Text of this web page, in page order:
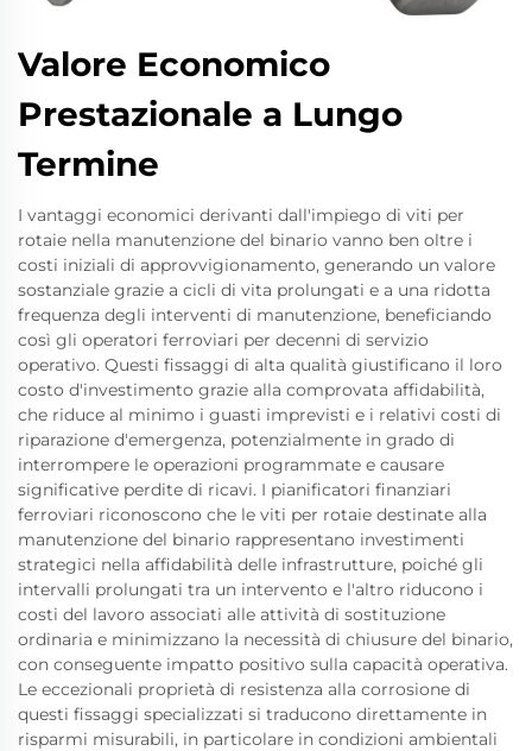
Valore Economico
Prestazionale a Lungo
Termine
I vantaggi economici derivanti dall'impiego di viti per
rotaie nella manutenzione del binario vanno ben oltre i
costi iniziali di approvvigionamento, generando un valore
sostanziale grazie a cicli di vita prolungati e a una ridotta
frequenza degli interventi di manutenzione, beneficiando
così gli operatori ferroviari per decenni di servizio
operativo. Questi fissaggi di alta qualità giustificano il loro
costo d'investimento grazie alla comprovata affidabilità,
che riduce al minimo i guasti imprevisti e i relativi costi di
riparazione d'emergenza, potenzialmente in grado di
interrompere le operazioni programmate e causare
significative perdite di ricavi. I pianificatori finanziari
ferroviari riconoscono che le viti per rotaie destinate alla
manutenzione del binario rappresentano investimenti
strategici nella affidabilità delle infrastrutture, poiché gli
intervalli prolungati tra un intervento e l'altro riducono i
costi del lavoro associati alle attività di sostituzione
ordinaria e minimizzano la necessità di chiusure del binario,
con conseguente impatto positivo sulla capacità operativa.
Le eccezionali proprietà di resistenza alla corrosione di
questi fissaggi specializzati si traducono direttamente in
risparmi misurabili, in particolare in condizioni ambientali